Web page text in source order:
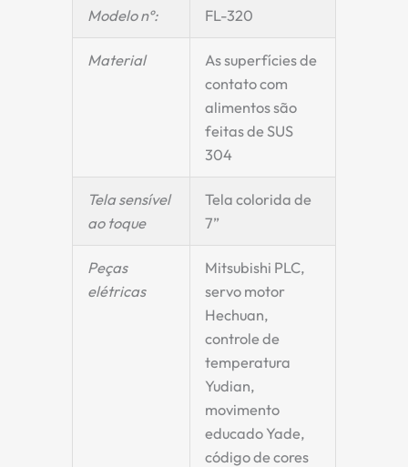
Modelo nº: FL-320
Material
As superfícies de
contato com
alimentos são
feitas de SUS
304
Tela sensível
ao toque
Tela colorida de
7”
Peças
elétricas
Mitsubishi PLC,
servo motor
Hechuan,
controle de
temperatura
Yudian,
movimento
educado Yade,
código de cores